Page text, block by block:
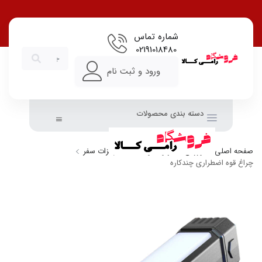
شماره تماس
02191018480
ورود و ثبت نام
دسته بندی محصولات
صفحه اصلی ورزش، سفر و حیوانات
تجهیزات سفر
چراغ قوه اضطراری چندکاره